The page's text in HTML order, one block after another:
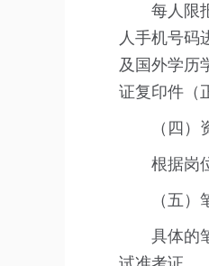
每人限
人手机号码
及国外学历
证复印件（
（四）
根据岗
（五）
具体的